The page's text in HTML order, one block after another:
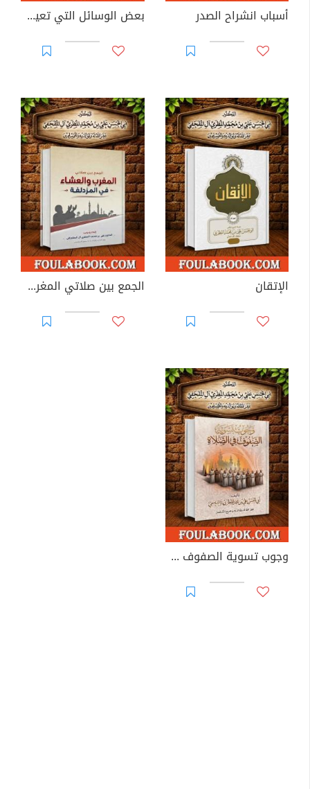
أسباب انشراح الصدر بعض الوسائل التي تعين بعد توفيق الله على النجاة من الكرب
الإتقان الجمع بين صلاتي المغرب والعشاء في المزدلفة
وجوب تسوية الصفوف في الصلاة